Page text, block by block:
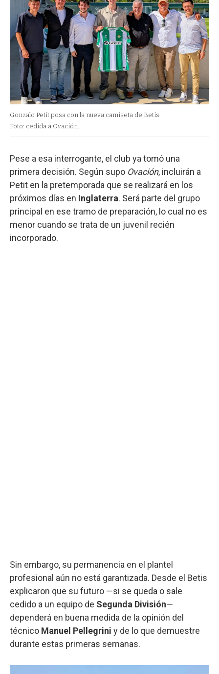
Gonzalo Petit posa con la nueva camiseta de Betis.
Foto: cedida a Ovación.
Pese a esa interrogante, el club ya tomó una
primera decisión. Según supo Ovación, incluirán a
Petit en la pretemporada que se realizará en los
próximos días en Inglaterra. Será parte del grupo
principal en ese tramo de preparación, lo cual no es
menor cuando se trata de un juvenil recién
incorporado.
Sin embargo, su permanencia en el plantel
profesional aún no está garantizada. Desde el Betis
explicaron que su futuro —si se queda o sale
cedido a un equipo de Segunda División—
dependerá en buena medida de la opinión del
técnico Manuel Pellegrini y de lo que demuestre
durante estas primeras semanas.